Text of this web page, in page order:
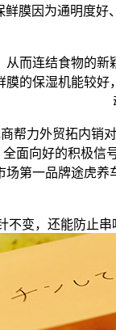
鲜膜因为通明度
连结食物的新
的保湿机能较
力外贸拓内销对
面向好的积极
第一品牌途虎
变，还能防止串